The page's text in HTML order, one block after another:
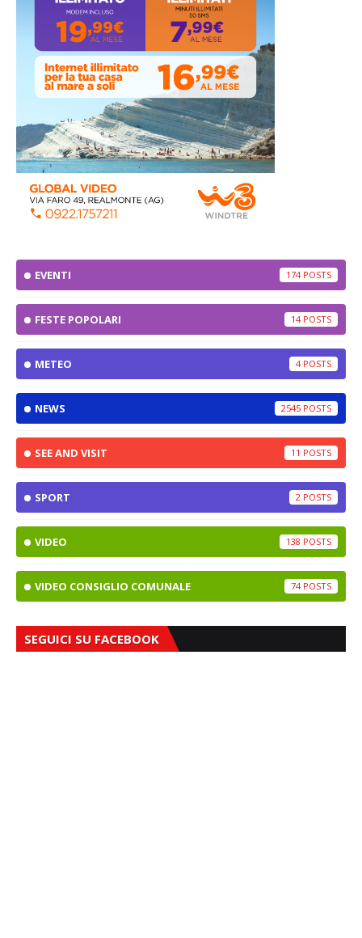
EVENTI 174
FESTE POPOLARI 14
METEO 4
NEWS 2545
SEE AND VISIT 11
SPORT 2
VIDEO 138
VIDEO CONSIGLIO COMUNALE 74
SEGUICI SU FACEBOOK